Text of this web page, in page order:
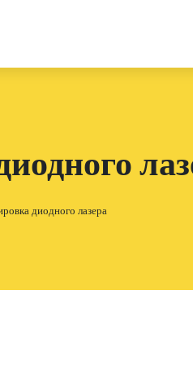
диодного лазера